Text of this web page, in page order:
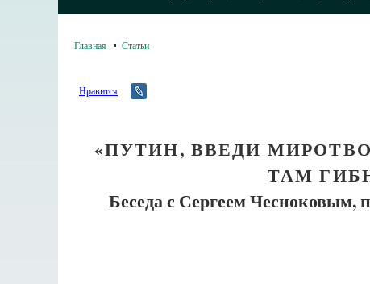
Главная Статьи
Нравится
«ПУТИН, ВВЕДИ
ТАМ
Беседа с Сергеем Чесноковым,